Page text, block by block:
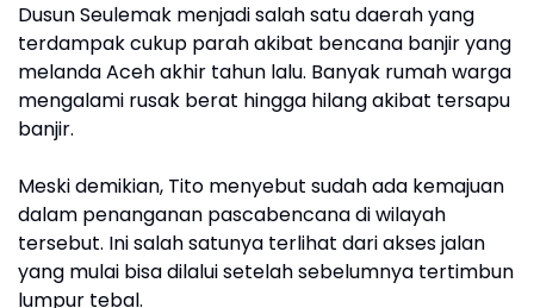
Dusun Seulemak menjadi salah satu daerah yang
terdampak cukup parah akibat bencana banjir yang
melanda Aceh akhir tahun lalu. Banyak rumah warga
mengalami rusak berat hingga hilang akibat tersapu
banjir.
Meski demikian, Tito menyebut sudah ada kemajuan
dalam penanganan pascabencana di wilayah
tersebut. Ini salah satunya terlihat dari akses jalan
yang mulai bisa dilalui setelah sebelumnya tertimbun
lumpur tebal.